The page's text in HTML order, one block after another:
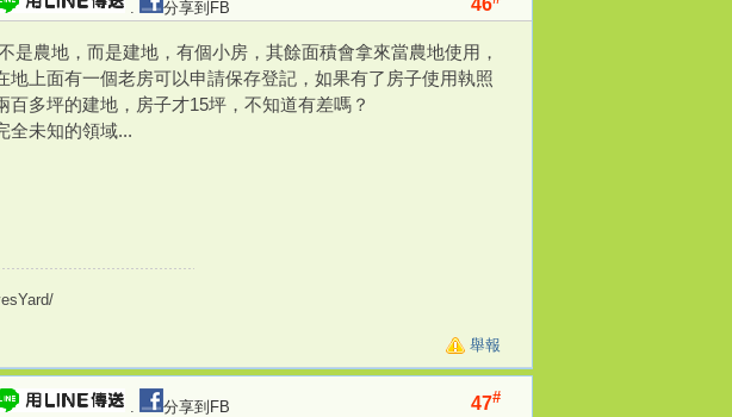
46
分享到FB
農地，而是建地，有個小房，其餘面積會拿來當農地使用，
上面有一個老房可以申請保存登記，如果有了房子使用執照
多坪的建地，房子才15坪，不知道有差嗎？
全未知的領域...
舉報
47#
分享到FB